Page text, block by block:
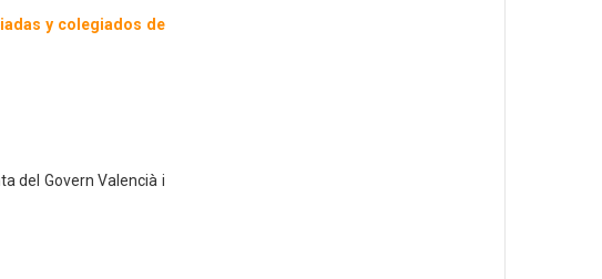
y colegiados de
del Govern Valencià i